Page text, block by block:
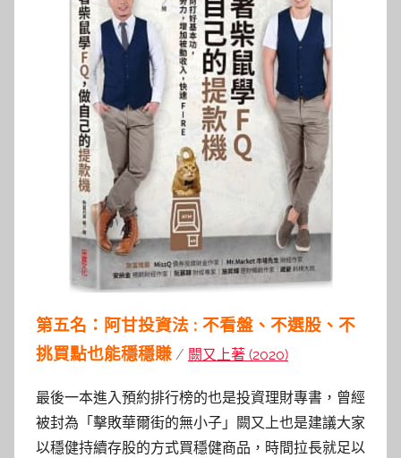
第五名：阿甘投資法 : 不看盤、不選股、不
挑買點也能穩穩賺 / 闕又上著 (2020)
最後一本進入預約排行榜的也是投資理財專書，曾經
被封為「擊敗華爾街的無小子」闕又上也是建議大家
以穩健持續存股的方式買穩健商品，時間拉長就足以